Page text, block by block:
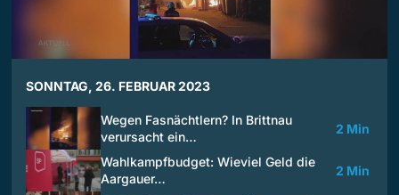
SONNTAG, 26. FEBRUAR 2023
Wegen Fasnächtlern? In Brittnau
verursacht ein…
2 Min
Wahlkampfbudget: Wieviel Geld die
Aargauer…
2 Min